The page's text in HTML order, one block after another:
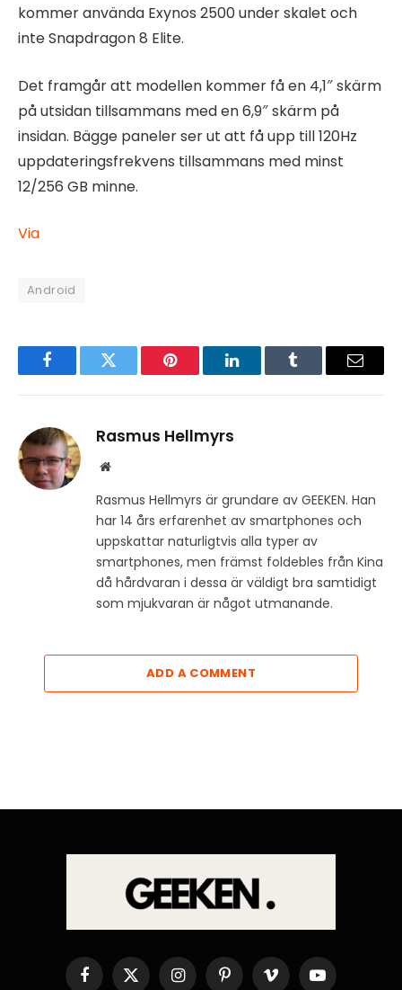
kommer använda Exynos 2500 under skalet och
inte Snapdragon 8 Elite.
Det framgår att modellen kommer få en 4,1″ skärm
på utsidan tillsammans med en 6,9″ skärm på
insidan. Bägge paneler ser ut att få upp till 120Hz
uppdateringsfrekvens tillsammans med minst
12/256 GB minne.
Via
Android
FacebookTwitter Pinterest LinkedInTumblr Email
Rasmus Hellmyrs
Website
Rasmus Hellmyrs är grundare av GEEKEN. Han
har 14 års erfarenhet av smartphones och
uppskattar naturligtvis alla typer av
smartphones, men främst foldebles från Kina
då hårdvaran i dessa är väldigt bra samtidigt
som mjukvaran är något utmanande.
ADD A COMMENT
Facebook
X InstagramPinterestVimeo YouTube